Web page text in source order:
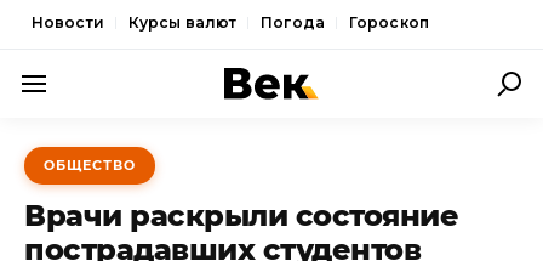
Новости Курсы валют Погода Гороскоп
ПОЛИТИКА
ЭКОНОМИКА
ОБЩЕСТВО
ОБЩЕСТВО
Врачи раскрыли состояние
пострадавших студентов